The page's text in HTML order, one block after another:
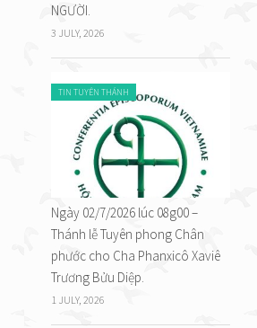
NGƯỜI.
3 JULY, 2026
TIN TUYÊN THÁNH
Ngày 02/7/2026 lúc 08g00 –
Thánh lễ Tuyên phong Chân
phước cho Cha Phanxicô Xaviê
Trương Bửu Diệp.
1 JULY, 2026